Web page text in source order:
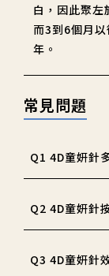
白，因此聚
而3到6個月
年。
常見問題
Q1 4D童妍針
Q2 4D童妍針
Q3 4D童妍針